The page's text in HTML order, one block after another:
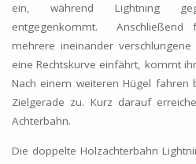
ein, während Lightning
entgegenkommt.
mehrere ineinander
eine Rechtskurve einfährt, kommt
Nach einem weiteren Hügel fahren
Zielgerade zu. Kurz darauf
Achterbahn.
Die doppelte Holzachterbahn